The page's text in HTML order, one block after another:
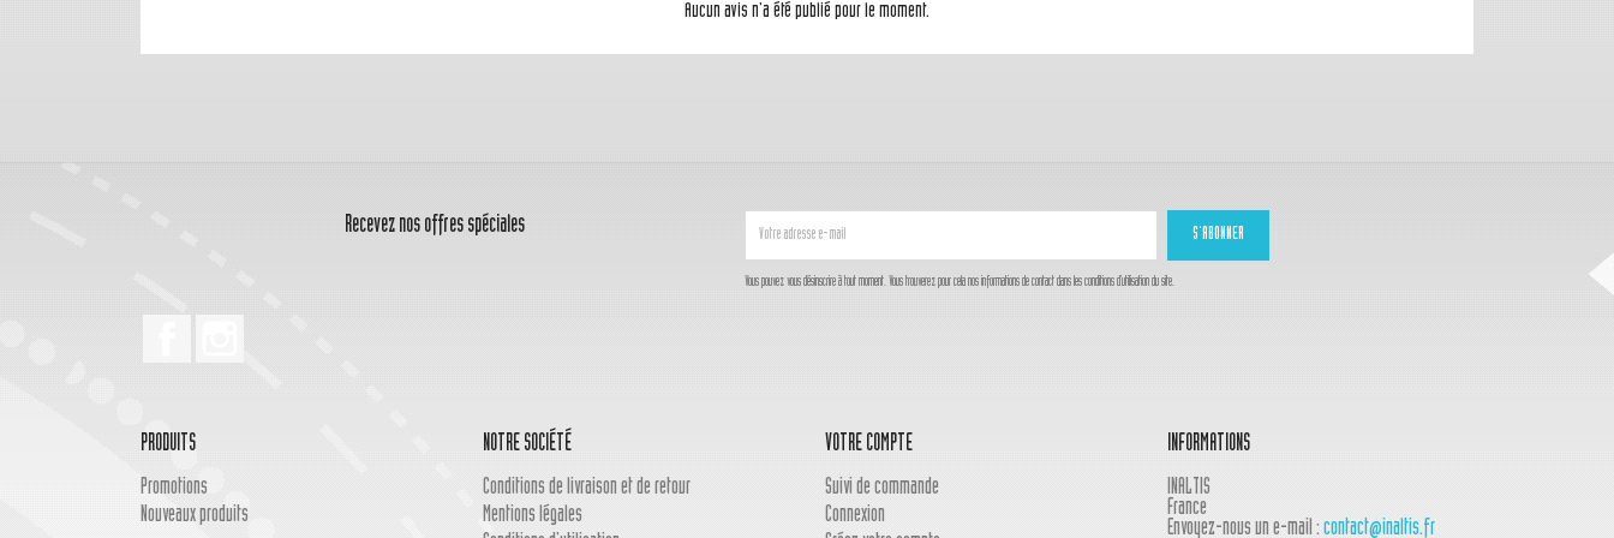
Aucun avis n'a été publié pour le moment.
Recevez nos offres spéciales
Vous pouvez vous désinscrire à tout moment. Vous trouverez pour cela nos informations de contact dans les conditions d'utilisation du site.
PRODUITS
Promotions
Nouveaux produits
NOTRE SOCIÉTÉ
Conditions de livraison et de retour
Mentions légales
VOTRE COMPTE
Suivi de commande
Connexion
INFORMATIONS
INALTIS
France
Envoyez-nous un e-mail : contact@inaltis.fr